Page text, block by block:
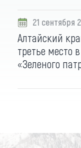
21 сентября
Алтайский
третье место
«Зеленого